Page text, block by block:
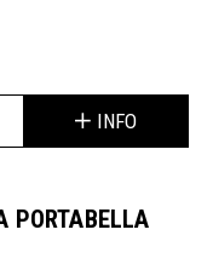
INFO
PORTABELLA